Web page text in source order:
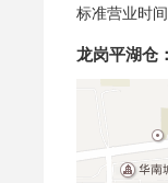
标准营业时
龙岗平湖仓：